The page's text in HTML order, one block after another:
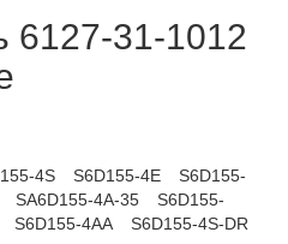
6127-31-1012
4S S6D155-4E
S6D155-
SA6D155-4A-35
S6D155-
S6D155-4AA S6D155-4S-DR